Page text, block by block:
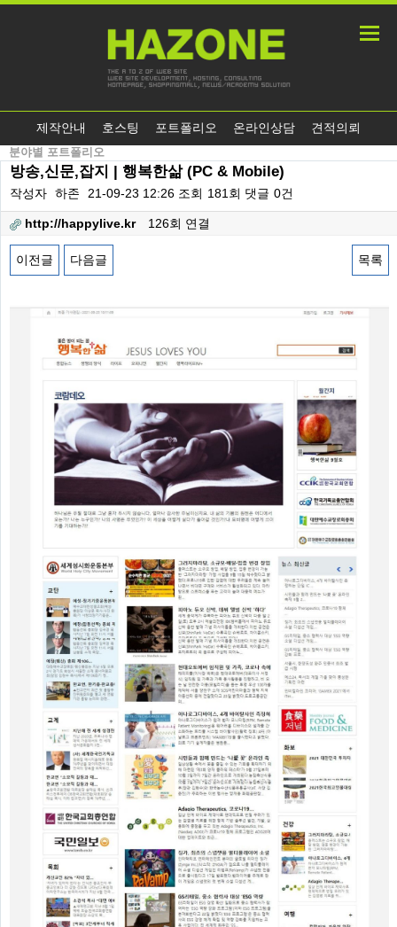
제작안내 호스팅 포트폴리오 온라인상담 견적의뢰
분야별 포트폴리오
방송,신문,잡지 | 행복한삶 (PC & Mobile)
작성자 하존 21-09-23 12:26 조회 181회 댓글 0건
http://happylive.kr 126회 연결
이전글 다음글 목록